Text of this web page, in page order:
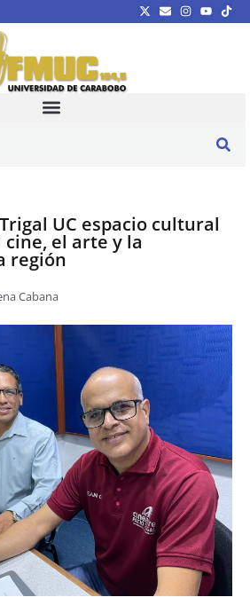
UC espacio cultural
el arte y la
región
Cabana